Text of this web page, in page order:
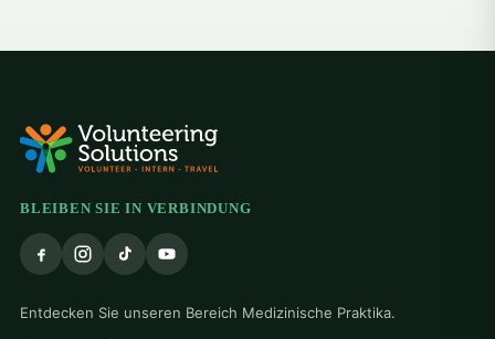
BLEIBEN SIE IN VERBINDUNG
Entdecken Sie unseren Bereich Medizinische Praktika.